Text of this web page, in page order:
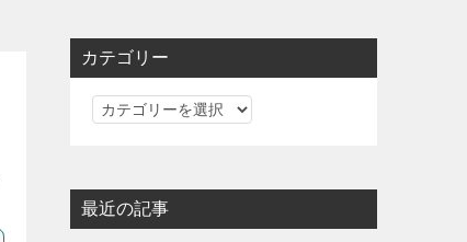
カテゴリー
カ
リ
ー
最近の記事